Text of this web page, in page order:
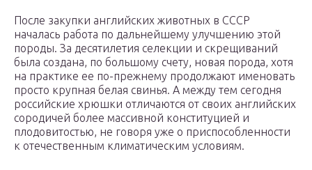
После закупки английских животных в СССР
началась работа по дальнейшему улучшению этой
породы. За десятилетия селекции и скрещиваний
была создана, по большому счету, новая порода, хотя
на практике ее по-прежнему продолжают именовать
просто крупная белая свинья. А между тем сегодня
российские хрюшки отличаются от своих английских
сородичей более массивной конституцией и
плодовитостью, не говоря уже о приспособленности
к отечественным климатическим условиям.